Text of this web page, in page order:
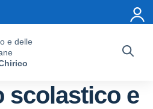
e delle
scolastico e